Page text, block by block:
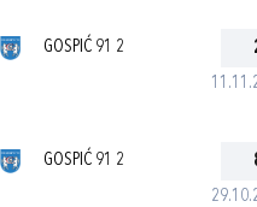
GOSPIĆ 91 2
GOSPIĆ 91 2